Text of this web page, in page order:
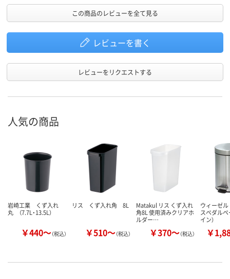
この商品のレビューを全て見る
レビューを書く
レビューをリクエストする
人気の商品
岩崎工業 くず入れ
丸 （7.7L・13.5L）
￥440～（税込）
リス くず入れ角 8L
￥510～（税込）
Matakul リス くず入れ
角8L 使用済みクリアホ
ルダー…
￥370～（税込）
ウィーゼ
スペダルペ
イン）
￥